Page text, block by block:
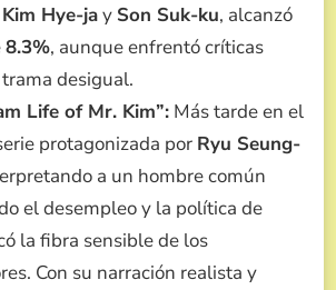
Kim Hye-jay Son Suk-ku, alcanzó
8.3%, aunque enfrentó críticas
desigual.
Life of Mr. Kim”: Más tarde en el
protagonizada por Ryu Seung-
a un hombre común
el desempleo y la política de
la fibra sensible de los
Con su narración realista y